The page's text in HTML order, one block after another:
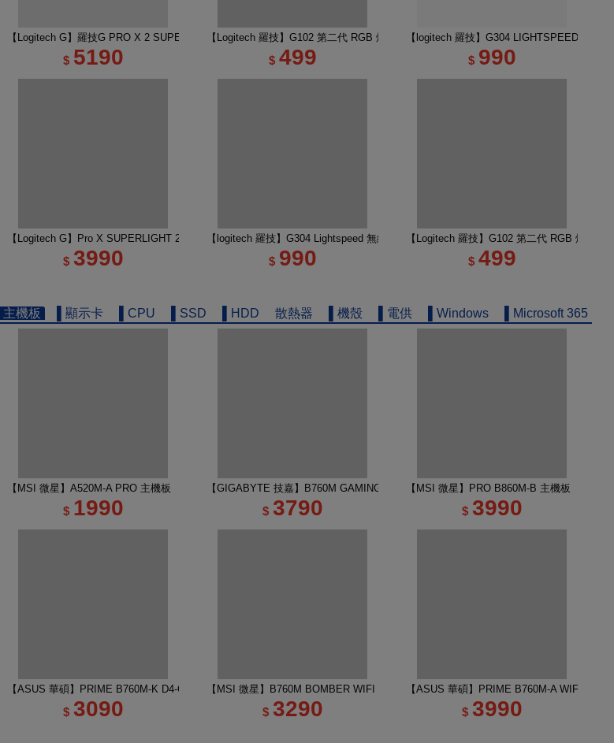
【Logitech G】羅技G PRO X 2 SUPERSTRIKE 無線類比遊戲滑鼠
$ 5190
【Logitech 羅技】G102 第二代 RGB 炫彩遊戲滑鼠 黑
$ 499
【logitech 羅技】G304 LIGHTSPEED 無線
$ 990
【Logitech G】Pro X SUPERLIGHT 2 DEX 無線輕量化遊戲滑鼠 黑色
$ 3990
【logitech 羅技】G304 Lightspeed 無線電競遊戲滑鼠 莫藍紫
$ 990
【Logitech 羅技】G102 第二代 RGB 炫彩遊
$ 499
▌主機板 ▌顯示卡 ▌CPU ▌SSD ▌HDD 散熱器 ▌機殼 ▌電供 ▌Windows ▌Microsoft 365
【MSI 微星】A520M-A PRO 主機板
$ 1990
【GIGABYTE 技嘉】B760M GAMING PLUS WIFI DDR4 主機板
$ 3790
【MSI 微星】PRO B860M-B 主機板
$ 3990
【ASUS 華碩】PRIME B760M-K D4-CSM 主機板
$ 3090
【MSI 微星】B760M BOMBER WIFI DDR5 INTEL主機板
$ 3290
【ASUS 華碩】PRIME B760M-A WIFI-CSM
$ 3990